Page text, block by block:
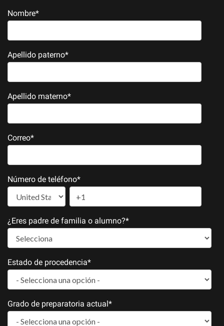
Nombre*
Apellido paterno*
Apellido materno*
Correo*
Número de teléfono*
¿Eres padre de familia o alumno?*
Estado de procedencia*
Grado de preparatoria actual *